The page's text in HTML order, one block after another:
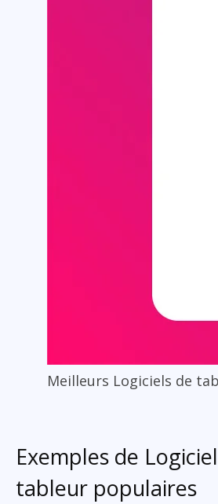
Meilleurs Logiciels de
Exemples de
tableur populaires